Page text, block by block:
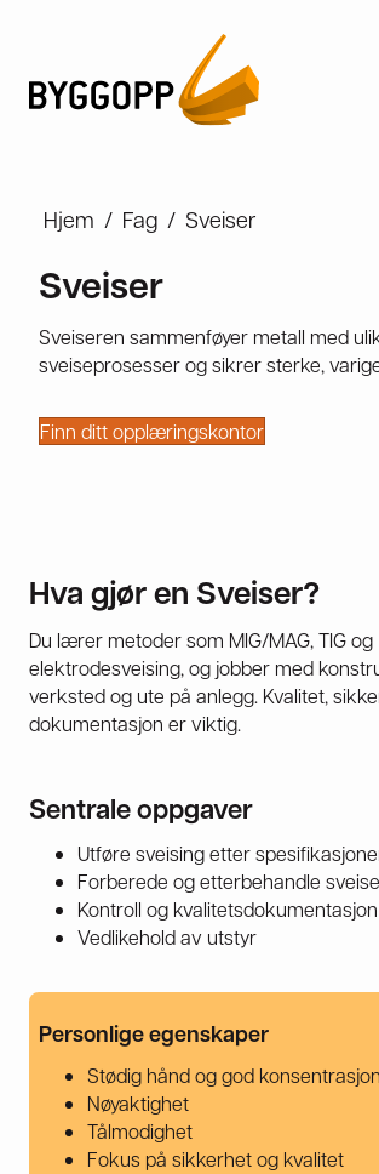
Hjem / Fag / Sveiser
Sveiser
Sveiseren sammenføyer metall med
sveiseprosesser og sikrer sterke,
Finn ditt opplæringskontor
Hva gjør en Sveiser?
Du lærer metoder som MIG/MAG, TIG og
elektrodesveising, og jobber med
verksted og ute på anlegg. Kvalitet,
dokumentasjon er viktig.
Sentrale oppgaver
Utføre sveising etter
Forberede og etterbehandle
Kontroll og kvalitetsdokumentasjon
Vedlikehold av utstyr
Personlige egenskaper
Stødig hånd og god konsentrasjon
Nøyaktighet
Tålmodighet
Fokus på sikkerhet og kvalitet